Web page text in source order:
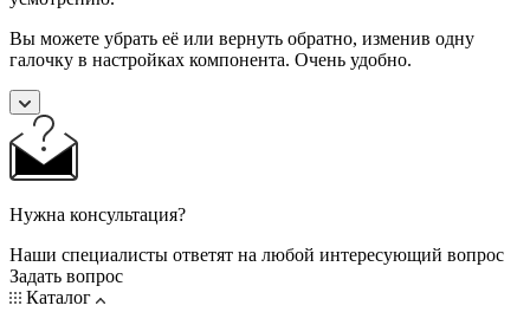
Вы можете убрать её или вернуть обратно, изменив одну
галочку в настройках компонента. Очень удобно.
Нужна консультация?
Наши специалисты ответят на любой интересующий вопрос
Задать вопрос
Каталог